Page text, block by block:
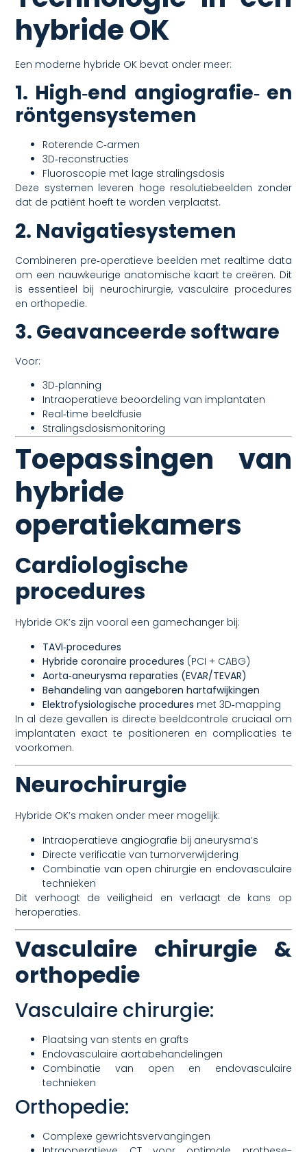
hybride OK
Een moderne hybride OK bevat onder meer:
1. High‑end angiografie‑ en
röntgensystemen
Roterende C‑armen
3D‑reconstructies
Fluoroscopie met lage stralingsdosis
Deze systemen leveren hoge resolutiebeelden zonder
dat de patiënt hoeft te worden verplaatst.
2. Navigatiesystemen
Combineren pre‑operatieve beelden met realtime data
om een nauwkeurige anatomische kaart te creëren. Dit
is essentieel bij neurochirurgie, vasculaire procedures
en orthopedie.
3. Geavanceerde software
Voor:
3D‑planning
Intraoperatieve beoordeling van implantaten
Real‑time beeldfusie
Stralingsdosismonitoring
Toepassingen van
hybride
operatiekamers
Cardiologische
procedures
Hybride OK’s zijn vooral een gamechanger bij:
TAVI‑procedures
Hybride coronaire procedures (PCI + CABG)
Aorta‑aneurysma reparaties (EVAR/TEVAR)
Behandeling van aangeboren hartafwijkingen
Elektrofysiologische procedures met 3D‑mapping
In al deze gevallen is directe beeldcontrole cruciaal om
implantaten exact te positioneren en complicaties te
voorkomen.
Neurochirurgie
Hybride OK’s maken onder meer mogelijk:
Intraoperatieve angiografie bij aneurysma’s
Directe verificatie van tumorverwijdering
Combinatie van open chirurgie en endovasculaire
technieken
Dit verhoogt de veiligheid en verlaagt de kans op
heroperaties.
Vasculaire chirurgie &
orthopedie
Vasculaire chirurgie:
Plaatsing van stents en grafts
Endovasculaire aortabehandelingen
Combinatie van open en endovasculaire
technieken
Orthopedie:
Complexe gewrichtsvervangingen